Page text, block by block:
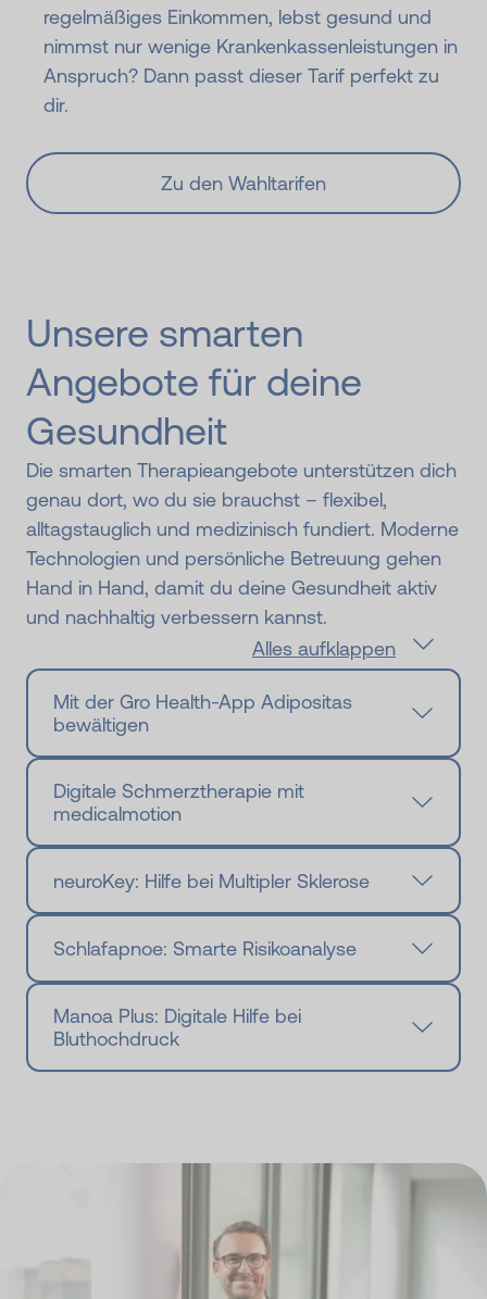
regelmäßiges Einkommen, lebst gesund und
nimmst nur wenige Krankenkassenleistungen in
Anspruch? Dann passt dieser Tarif perfekt zu
dir.
Zu den Wahltarifen
Unsere smarten
Angebote für deine
Gesundheit
Die smarten Therapieangebote unterstützen dich
genau dort, wo du sie brauchst – flexibel,
alltagstauglich und medizinisch fundiert. Moderne
Technologien und persönliche Betreuung gehen
Hand in Hand, damit du deine Gesundheit aktiv
und nachhaltig verbessern kannst.
Alles aufklappen
Mit der Gro Health-App Adipositas
bewältigen
Digitale Schmerz­therapie mit
medicalmotion
neuroKey: Hilfe bei Multipler Sklerose
Schlafapnoe: Smarte Risikoanalyse
Manoa Plus: Digitale Hilfe bei
Bluthochdruck